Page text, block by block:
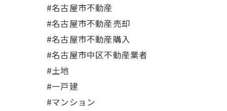
#名古屋市不動産
#名古屋市不動産売却
#名古屋市不動産購入
#名古屋市中区不動産業者
#土地
#一戸建
#マンション